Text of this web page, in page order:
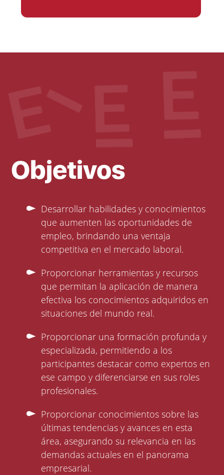
Objetivos
Desarrollar habilidades y conocimientos
que aumenten las oportunidades de
empleo, brindando una ventaja
competitiva en el mercado laboral.
Proporcionar herramientas y recursos
que permitan la aplicación de manera
efectiva los conocimientos adquiridos en
situaciones del mundo real.
Proporcionar una formación profunda y
especializada, permitiendo a los
participantes destacar como expertos en
ese campo y diferenciarse en sus roles
profesionales.
Proporcionar conocimientos sobre las
últimas tendencias y avances en esta
área, asegurando su relevancia en las
demandas actuales en el panorama
empresarial.